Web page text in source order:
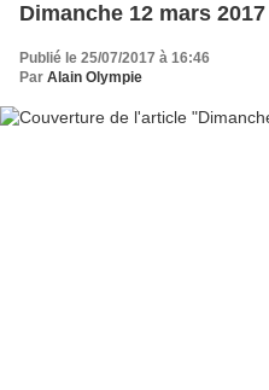
Dimanche 12 mars 2017
Publié le 25/07/2017 à 16:46
Par Alain Olympie